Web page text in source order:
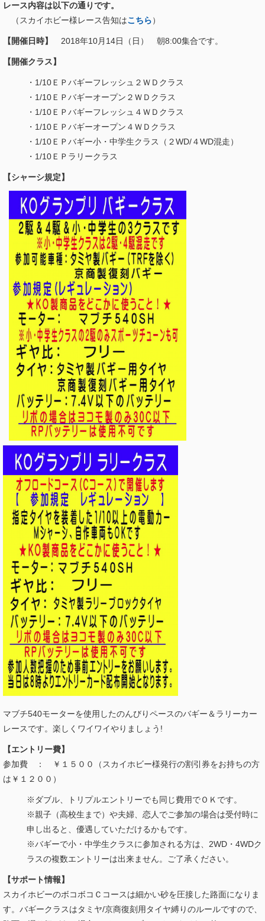
レース内容は以下の通りです。
（スカイホビー様レース告知はこちら）
【開催日時】 2018年10月14日（日） 朝8:00集合です。
【開催クラス】
・1/10ＥＰバギーフレッシュ２ＷＤクラス
・1/10ＥＰバギーオープン２ＷＤクラス
・1/10ＥＰバギーフレッシュ４ＷＤクラス
・1/10ＥＰバギーオープン４ＷＤクラス
・1/10ＥＰバギー小・中学生クラス（２WD/４WD混走）
・1/10ＥＰラリークラス
【シャーシ規定】
マブチ540モーターを使用したのんびりペースのバギー＆ラリーカー
レースです。楽しくワイワイやりましょう!
【エントリー費】
参加費 ： ￥１５００（スカイホビー様発行の割引券をお持ちの方
は￥１２００）
※ダブル、トリプルエントリーでも同じ費用でＯＫです。
※親子（高校生まで）や夫婦、恋人でご参加の場合は受付時に
申し出ると、優遇していただけるかもです。
※バギーで小・中学生クラスに参加される方は、2WD・4WDク
ラスの複数エントリーは出来ません。ご了承ください。
【サポート情報】
スカイホビーのボコボコＣコースは細かい砂を圧接した路面になりま
す。バギークラスはタミヤ/京商復刻用タイヤ縛りのルールですので、